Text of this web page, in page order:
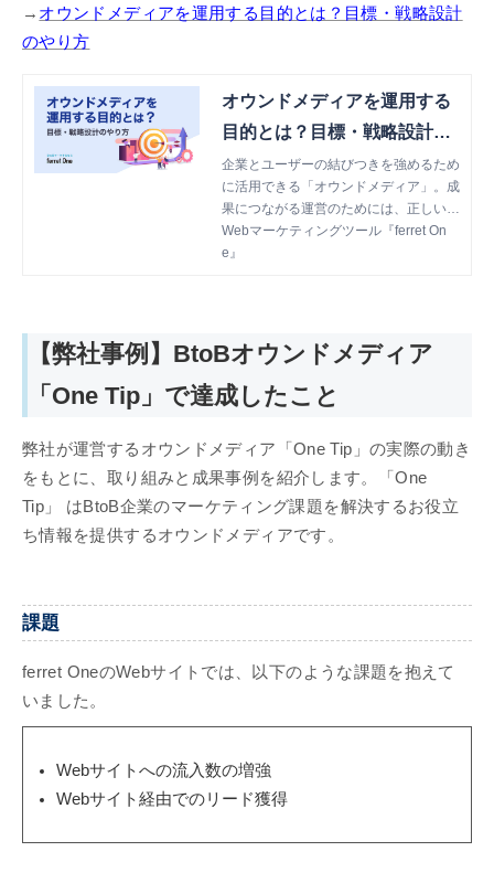
→ オウンドメディアを運用する目的とは？目標・戦略設計
のやり方
オウンドメディアを運用する
目的とは？目標・戦略設計の
やり方 | Webマーケティング
ツール『ferret One』
企業とユーザーの結びつきを強めるため
に活用できる「オウンドメディア」。成
果につながる運営のためには、正しい目
標設定や戦略の組み立てが必要です。今
回の記事では、オウンドメディアの運用
Webマーケティングツール『ferret On
e』
【弊社事例】BtoBオウンドメディア
「One Tip」で達成したこと
弊社が運営するオウンドメディア「One Tip」の実際の動き
をもとに、取り組みと成果事例を紹介します。「One
Tip」 はBtoB企業のマーケティング課題を解決するお役立
ち情報を提供するオウンドメディアです。
課題
ferret OneのWebサイトでは、以下のような課題を抱えて
いました。
Webサイトへの流入数の増強
Webサイト経由でのリード獲得